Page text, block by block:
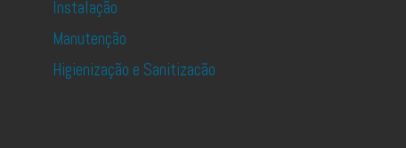
Instalação
Manutenção
Higienização e Sanitizacão